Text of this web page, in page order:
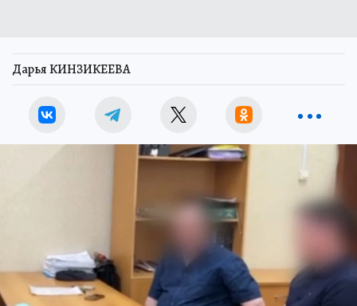
Дарья КИНЗИКЕЕВА